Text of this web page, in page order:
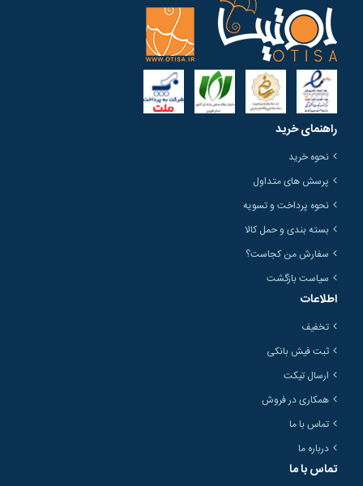
راهنمای خرید
نحوه خرید
پرسش های متداول
نحوه پرداخت و تسویه
بسته بندی و حمل کالا
سفارش من کجاست؟
سیاست بازگشت
اطلاعات
تخفیف
ثبت فیش بانکی
ارسال تیکت
همکاری در فروش
تماس با ما
درباره ما
تماس با ما